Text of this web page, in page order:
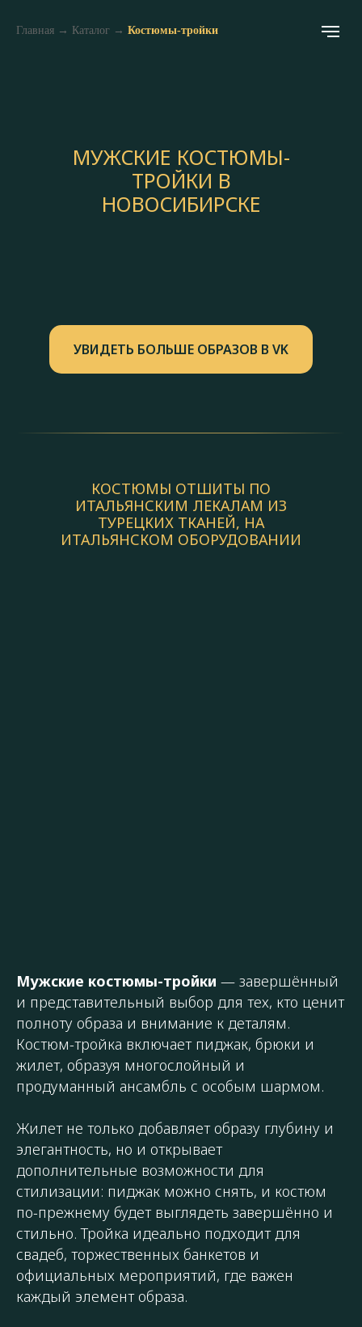
Главная → Каталог → Костюмы-тройки
МУЖСКИЕ КОСТЮМЫ-
ТРОЙКИ В
НОВОСИБИРСКЕ
УВИДЕТЬ БОЛЬШЕ ОБРАЗОВ В VK
КОСТЮМЫ ОТШИТЫ ПО
ИТАЛЬЯНСКИМ ЛЕКАЛАМ ИЗ
ТУРЕЦКИХ ТКАНЕЙ, НА
ИТАЛЬЯНСКОМ ОБОРУДОВАНИИ
Мужские костюмы-тройки — завершённый
и представительный выбор для тех, кто ценит
полноту образа и внимание к деталям.
Костюм-тройка включает пиджак, брюки и
жилет, образуя многослойный и
продуманный ансамбль с особым шармом.
Жилет не только добавляет образу глубину и
элегантность, но и открывает
дополнительные возможности для
стилизации: пиджак можно снять, и костюм
по-прежнему будет выглядеть завершённо и
стильно. Тройка идеально подходит для
свадеб, торжественных банкетов и
официальных мероприятий, где важен
каждый элемент образа.